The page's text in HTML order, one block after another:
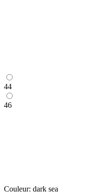
44
46
Couleur: dark sea